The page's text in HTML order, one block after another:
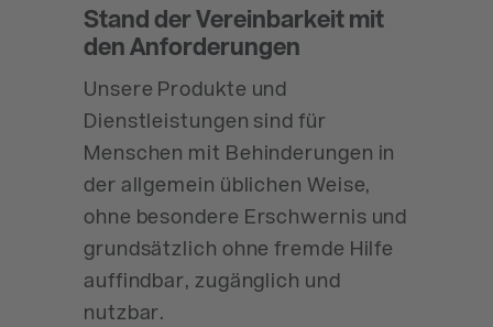
Stand der Vereinbarkeit mit
den Anforderungen
Unsere Produkte und
Dienstleistungen sind für
Menschen mit Behinderungen in
der allgemein üblichen Weise,
ohne besondere Erschwernis und
grundsätzlich ohne fremde Hilfe
auffindbar, zugänglich und
nutzbar.